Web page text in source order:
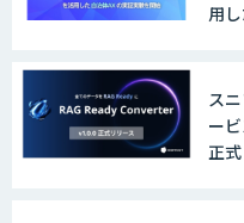
AI/DX
用
ス
ー
正